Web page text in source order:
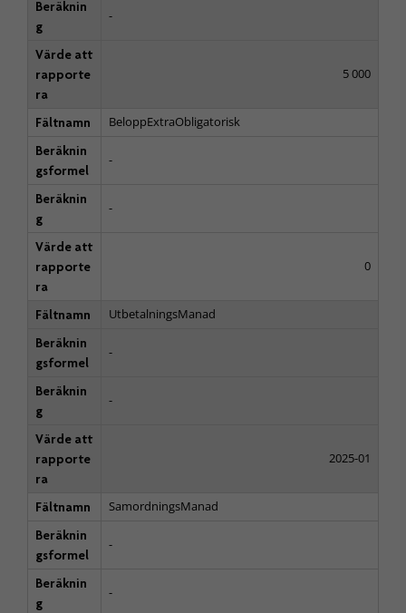
Beräknin
g
-
Värde att
rapporte
ra
5 000
Fältnamn
BeloppExtraObligatorisk
Beräknin
gsformel
-
Beräknin
g
-
Värde att
rapporte
ra
0
Fältnamn
UtbetalningsManad
Beräknin
gsformel
-
Beräknin
g
-
Värde att
rapporte
ra
2025-01
Fältnamn
SamordningsManad
Beräknin
gsformel
-
Beräknin
g
-